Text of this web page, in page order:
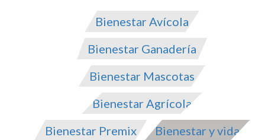
Bienestar Avícola
Bienestar Ganadería
Bienestar Mascotas
Bienestar Agrícola
Bienestar Premix
Bienestar y vida